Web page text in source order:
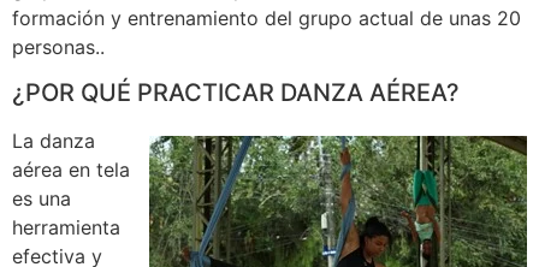
formación y entrenamiento del grupo actual de unas 20
personas..
¿POR QUÉ PRACTICAR DANZA AÉREA?
La danza
aérea en tela
es una
herramienta
efectiva y